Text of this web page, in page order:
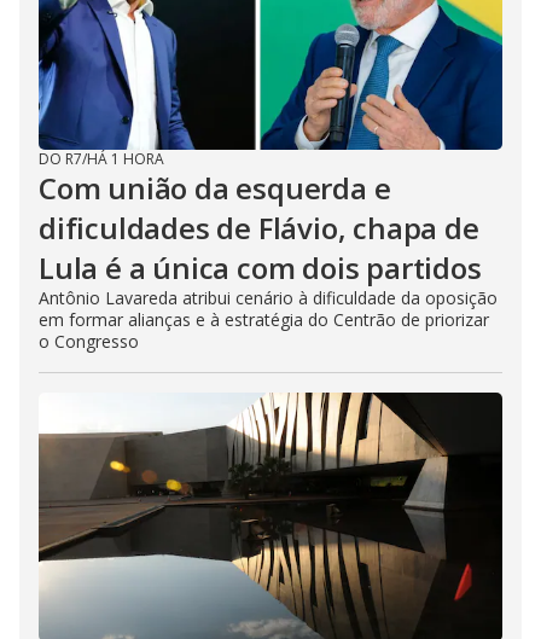
DO R7/HÁ 1 HORA
Com união da esquerda e
dificuldades de Flávio, chapa de
Lula é a única com dois partidos
Antônio Lavareda atribui cenário à dificuldade da oposição
em formar alianças e à estratégia do Centrão de priorizar
o Congresso